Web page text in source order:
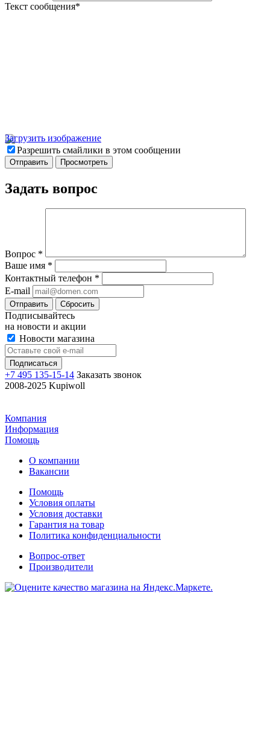
Текст сообщения*
Загрузить изображение
Разрешить смайлики в этом сообщении
Задать вопрос
Вопрос *
Ваше имя *
Контактный телефон *
E-mail
Отправить Сбросить
Подписывайтесь
на новости и акции
Новости магазина
+7 495 135-15-14 Заказать звонок
2008-2025 Kupiwoll
Компания
Информация
Помощь
О компании
Вакансии
Помощь
Условия оплаты
Условия доставки
Гарантия на товар
Политика конфиденциальности
Вопрос-ответ
Производители